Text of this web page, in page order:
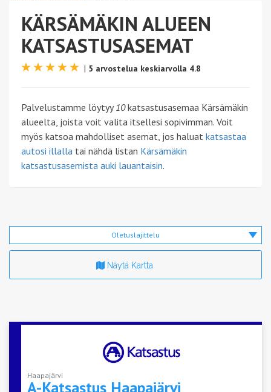
KÄRSÄMÄKIN ALUEEN
KATSASTUSASEMAT
| 5 arvostelua keskiarvolla 4.8
Palvelustamme löytyy10katsastusasemaa Kärsämäkin
alueelta, joista voit valita itsellesi sopivimman. Voit
myös katsoa mahdolliset asemat, jos haluat katsastaa
autosi illalla tai nähdä listan Kärsämäkin
katsastusasemista auki lauantaisin.
Oletuslajittelu
Näytä Kartta
Haapajärvi
A-Katsastus Haapajärvi